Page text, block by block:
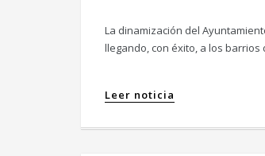
La dinamización del
llegando, con éxito, a los
Leer noticia